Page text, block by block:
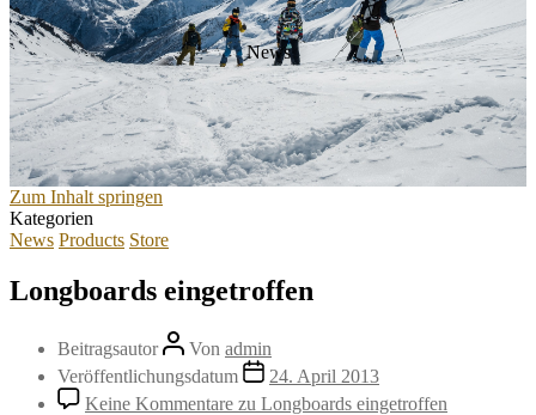
Articles
News
Zum Inhalt springen
Kategorien
News Products Store
Longboards eingetroffen
Beitragsautor Von admin
Veröffentlichungsdatum
24. April 2013
Keine Kommentare zu Longboards eingetroffen